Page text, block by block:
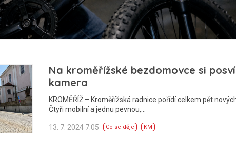
Na kroměřížské bezdomovce si
kamera
KROMĚŘÍŽ – Kroměřížská radnice pořídí celkem pět
Čtyři mobilní a jednu pevnou,…
13. 7. 2024 7:05 Co se děje KM